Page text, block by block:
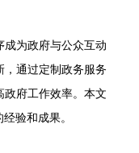
成为政府与公众互动
，通过定制政务服务
府工作效率。本文
验和成果。